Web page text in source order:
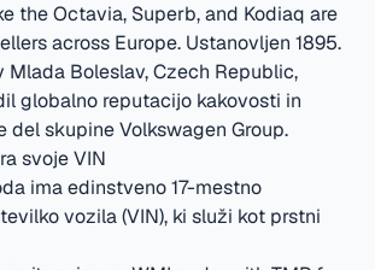
the Octavia, Superb, and Kodiaq are
across Europe. Ustanovljen 1895.
Mlada Boleslav, Czech Republic,
globalno reputacijo kakovosti in
del skupine Volkswagen Group.
svoje VIN
ima edinstveno 17-mestno
vozila (VIN), ki služi kot prstni